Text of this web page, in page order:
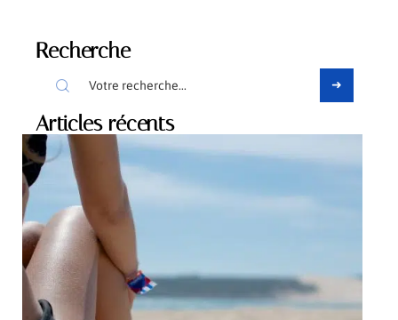
Recherche
Articles récents